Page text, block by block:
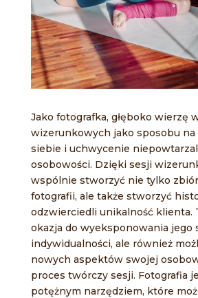
Jako fotografka, głęboko wierzę
wizerunkowych jako sposobu na
siebie i uchwycenie
osobowości. Dzięki sesji
wspólnie stworzyć nie tylko
fotografii, ale także stworzyć
odzwierciedli unikalność klienta.
okazja do wyeksponowania jego
indywidualności, ale również
nowych aspektów swojej
proces twórczy sesji. Fotografia
potężnym narzędziem, które